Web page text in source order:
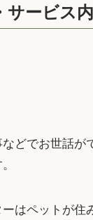
ービス
どでお世話が
はペットが住